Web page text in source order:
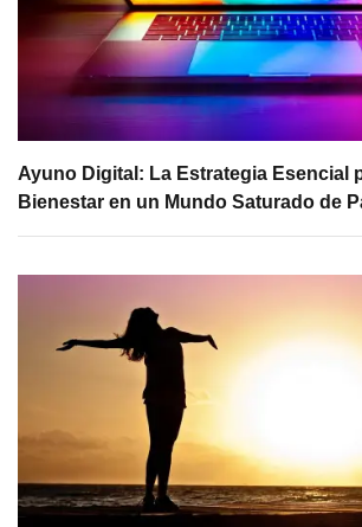
Ayuno Digital: La Estrategia Esencial
Bienestar en un Mundo Saturado de